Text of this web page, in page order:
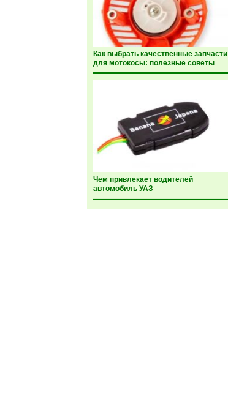
Как выбрать качественные запчасти
для мотокосы: полезные советы
Чем привлекает водителей
автомобиль УАЗ